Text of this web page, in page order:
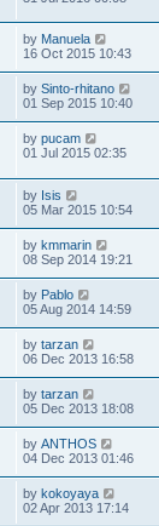
by Manuela
16 Oct 2015 10:43
by Sinto-rhitano
01 Sep 2015 10:40
by pucam
01 Jul 2015 02:35
by Isis
05 Mar 2015 10:54
by kmmarin
08 Sep 2014 19:21
by Pablo
05 Aug 2014 14:59
by tarzan
06 Dec 2013 16:58
by tarzan
05 Dec 2013 18:08
by ANTHOS
04 Dec 2013 01:46
by kokoyaya
02 Apr 2013 17:14